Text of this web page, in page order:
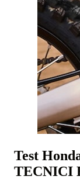
Test
TECNICI